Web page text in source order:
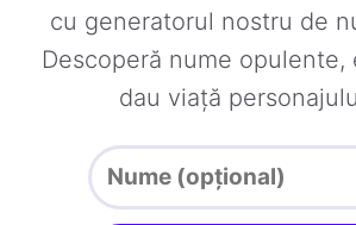
cu generatorul nostru de
Descoperă nume opulente,
dau viață